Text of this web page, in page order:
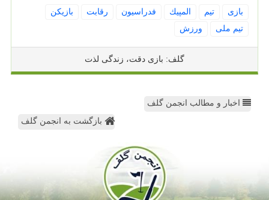
بازی تیم المپیك فدراسیون رقابت
بازیكن
تیم ملی
ورزش
گلف: بازی دقت، زندگی لذت
اخبار و مطالب انجمن گلف
بازگشت به انجمن گلف